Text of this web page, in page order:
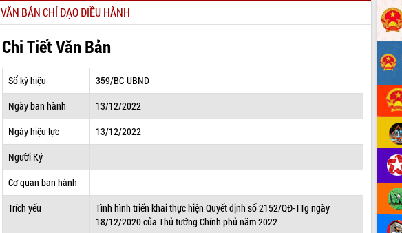
VĂN BẢN CHỈ ĐẠO ĐIỀU HÀNH
Chi Tiết Văn Bản
Số ký hiệu
359/BC-UBND
Ngày ban hành
13/12/2022
Ngày hiệu lực
13/12/2022
Người Ký
Cơ quan ban hành
Trích yếu
Tình hình triển khai thực hiện Quyết định số 2152/QĐ-TTg ngày
18/12/2020 của Thủ tướng Chính phủ năm 2022